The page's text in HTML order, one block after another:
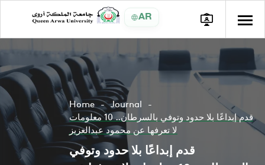
AR
Home
Journal
قدم إبداعًا بلا حدود وتوفي بالسرطان.. 10 معلومات
لا تعرفها عن محمود عبدالعزيز
قدم إبداعًا بلا حدود وتوفي